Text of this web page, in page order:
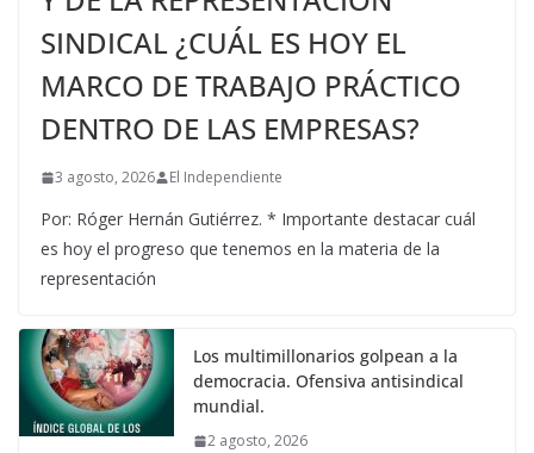
SINDICAL ¿CUÁL ES HOY EL
MARCO DE TRABAJO PRÁCTICO
DENTRO DE LAS EMPRESAS?
3 agosto, 2026 El Independiente
Por: Róger Hernán Gutiérrez. * Importante destacar cuál
es hoy el progreso que tenemos en la materia de la
representación
Los multimillonarios golpean a la
democracia. Ofensiva antisindical
mundial.
2 agosto, 2026